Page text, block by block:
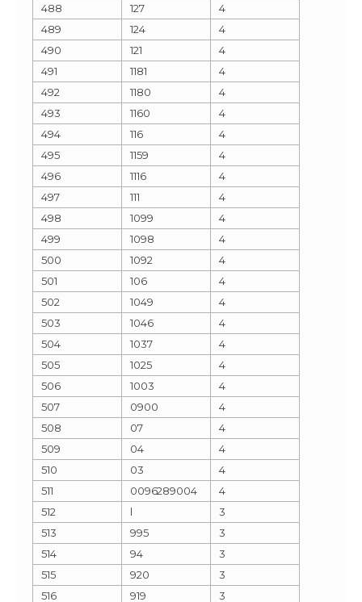
488
127
4
489
124
4
490
121
4
491
1181
4
492
1180
4
493
1160
4
494
116
4
495
1159
4
496
1116
4
497
111
4
498
1099
4
499
1098
4
500
1092
4
501
106
4
502
1049
4
503
1046
4
504
1037
4
505
1025
4
506
1003
4
507
0900
4
508
07
4
509
04
4
510
03
4
511
0096289004
4
512
l
3
513
995
3
514
94
3
515
920
3
516
919
3